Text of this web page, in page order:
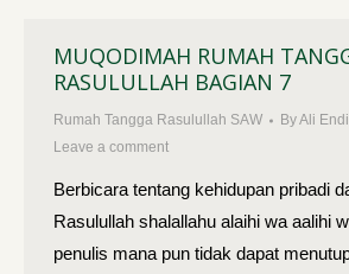
MUQODIMAH RUMAH
RASULULLAH BAGIAN 7
Rumah Tangga Rasulullah SAW ByAli Endi
Leave a comment
Berbicara tentang kehidupan pribadi
Rasulul­lah shalallahu alaihi wa aalihi
penulis mana pun tidak dapat